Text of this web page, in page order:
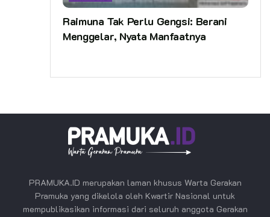
Raimuna Tak Perlu Gengsi: Berani
Menggelar, Nyata Manfaatnya
PRAMUKA.ID merupakan laman khusus Warta Gerakan
Pramuka yang dikelola oleh Kwartir Nasional untuk
mempublikasikan informasi dari seluruh anggota Gerakan